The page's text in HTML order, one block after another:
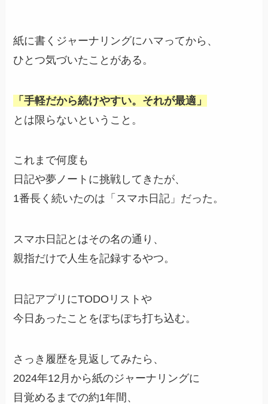
紙に書くジャーナリングにハマってから、
ひとつ気づいたことがある。
「手軽だから続けやすい。それが最適」
とは限らないということ。
これまで何度も
日記や夢ノートに挑戦してきたが、
1番長く続いたのは「スマホ日記」だった。
スマホ日記とはその名の通り、
親指だけで人生を記録するやつ。
日記アプリにTODOリストや
今日あったことをぽちぽち打ち込む。
さっき履歴を見返してみたら、
2024年12月から紙のジャーナリングに
目覚めるまでの約1年間、